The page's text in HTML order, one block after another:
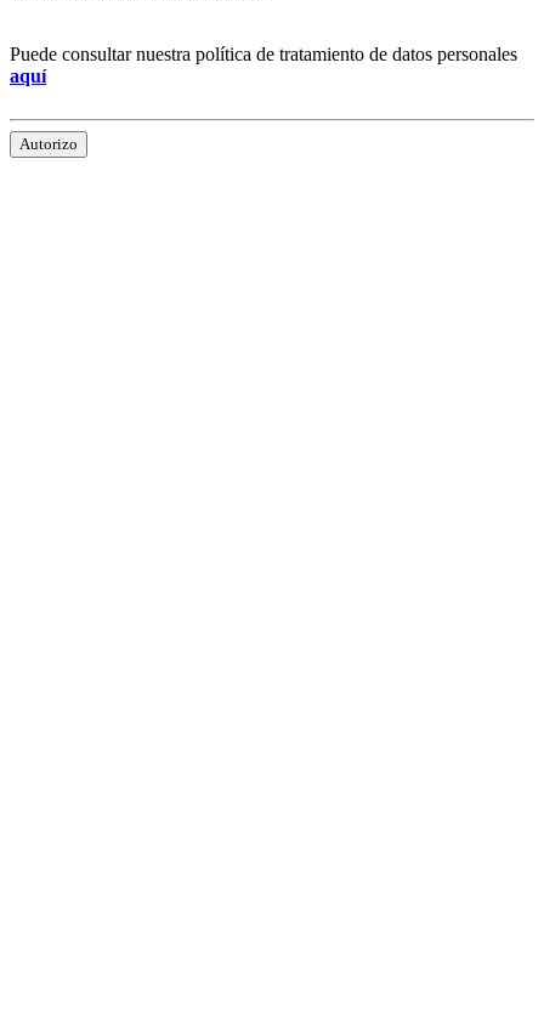
Puede consultar nuestra política de tratamiento de datos personales
aquí
Autorizo